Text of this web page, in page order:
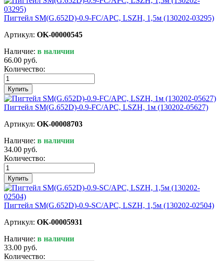
Пигтейл SM(G.652D)-0.9-FC/APC, LSZH, 1,5м (130202-03295)
Артикул: OK-00000545
Наличие: в наличии
66.00 руб.
Количество:
Купить
Пигтейл SM(G.652D)-0.9-FC/APC, LSZH, 1м (130202-05627)
Артикул: OK-00008703
Наличие: в наличии
34.00 руб.
Количество:
Купить
Пигтейл SM(G.652D)-0.9-SC/APC, LSZH, 1,5м (130202-02504)
Артикул: OK-00005931
Наличие: в наличии
33.00 руб.
Количество: